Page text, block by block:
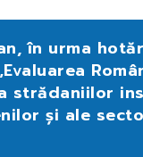
în urma
strădaniilor
și ale